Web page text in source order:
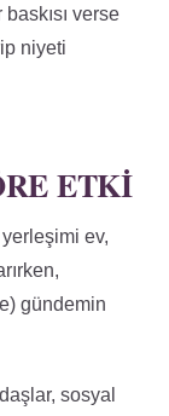
verse
niyeti
ETKI
ev,
gündemin
sosyal